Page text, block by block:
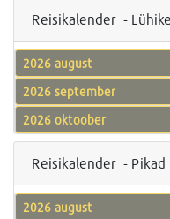
Reisikalender -
2026 august
2026 september
2026 oktoober
Reisikalender - Pikad
2026 august